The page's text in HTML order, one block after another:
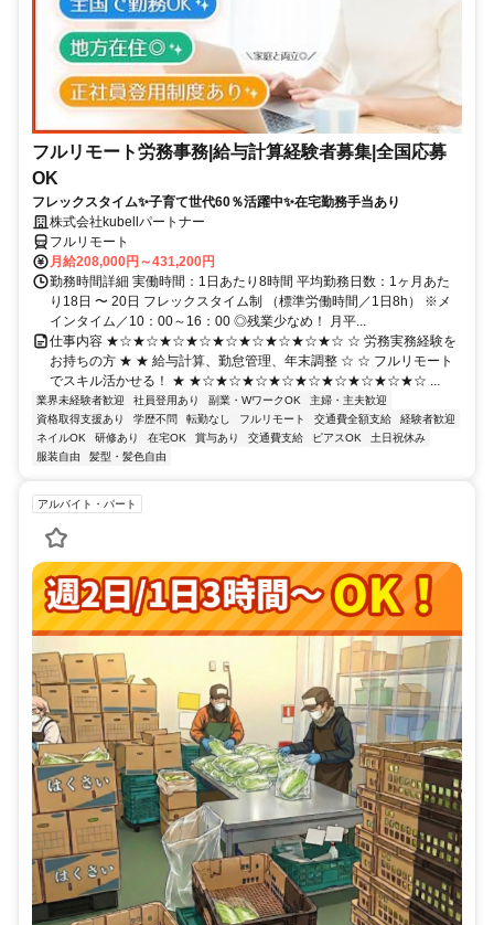
フルリモート労務事務|給与計算経験者募集|全国応募
OK
フレックスタイム✨子育て世代60％活躍中✨在宅勤務手当あり
株式会社kubellパートナー
フルリモート
月給208,000円～431,200円
勤務時間詳細 実働時間：1日あたり8時間 平均勤務日数：1ヶ月あた
り18日 〜 20日 フレックスタイム制 （標準労働時間／1日8h） ※メ
インタイム／10：00～16：00 ◎残業少なめ！ 月平...
仕事内容 ★☆★☆★☆★☆★☆★☆★☆★☆★☆ ☆ 労務実務経験を
お持ちの方 ★ ★ 給与計算、勤怠管理、年末調整 ☆ ☆ フルリモート
でスキル活かせる！ ★ ★☆★☆★☆★☆★☆★☆★☆★☆★☆ ...
業界未経験者歓迎 社員登用あり 副業・WワークOK
主婦・主夫歓迎
資格取得支援あり
学歴不問 転勤なし フルリモート 交通費全額支給
経験者歓迎
ネイルOK
研修あり 在宅OK 賞与あり 交通費支給 ピアスOK
土日祝休み
服装自由
髪型・髪色自由
アルバイト・パート